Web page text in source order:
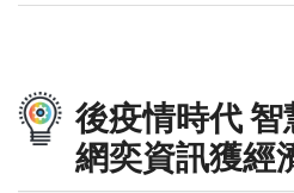
後疫情時代
網奕資訊獲經